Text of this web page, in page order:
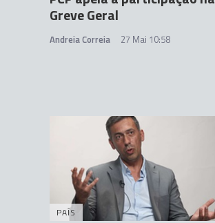
Greve Geral
Andreia Correia 27 Mai 10:58
PAÍS